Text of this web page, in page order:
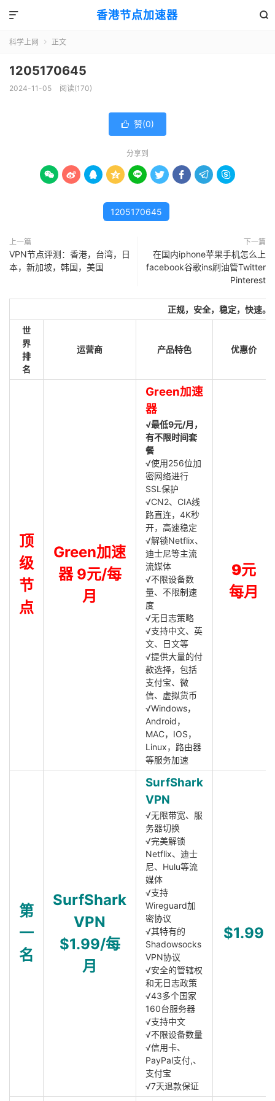
香港节点加速器 

科学上网  正文
1205170645
2024-11-05 阅读(170)
 赞(0)
分享到
        
1205170645
上一篇
VPN节点评测：香港，台湾，日
本，新加坡，韩国，美国
下一篇
在国内iphone苹果手机怎么上
facebook谷歌ins刷油管Twitter
Pinterest
正规，安全，稳定，快速。
世
界
排
名
运营商 产品特色 优惠价
顶
级
节
点
Green加速
器 9元/每
月
Green加速
器
√最低9元/月，
有不限时间套
餐
√使用256位加
密网络进行
SSL保护
√CN2、CIA线
路直连，4K秒
开，高速稳定
√解锁Netflix、
迪士尼等主流
流媒体
√不限设备数
量、不限制速
度
√无日志策略
√支持中文、英
文、日文等
√提供大量的付
款选择，包括
支付宝、微
信、虚拟货币
√Windows，
Android，
MAC，IOS，
Linux，路由器
等服务加速
9元
每月
第
一
名
SurfShark
VPN
$1.99/每
月
SurfShark
VPN
√无限带宽、服
务器切换
√完美解锁
Netflix、迪士
尼、Hulu等流
媒体
√支持
Wireguard加
密协议
√其特有的
Shadowsocks
VPN协议
√安全的管辖权
和无日志政策
√43多个国家
160台服务器
√支持中文
√不限设备数量
√信用卡、
PayPal支付,、
支付宝
√7天退款保证
$1.99